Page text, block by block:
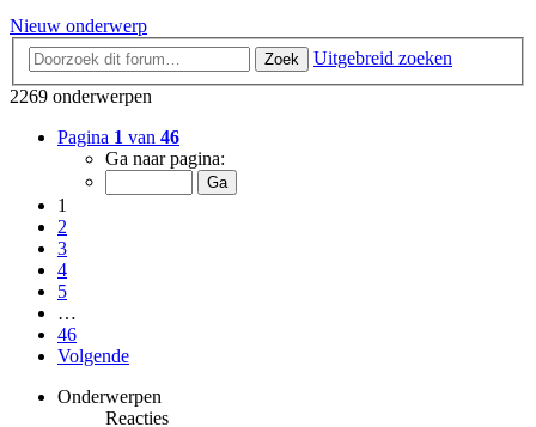
Nieuw onderwerp
Zoek
Uitgebreid zoeken
2269 onderwerpen
Pagina 1 van 46
Ga naar pagina:
1
2
3
4
5
…
46
Volgende
Onderwerpen
Reacties